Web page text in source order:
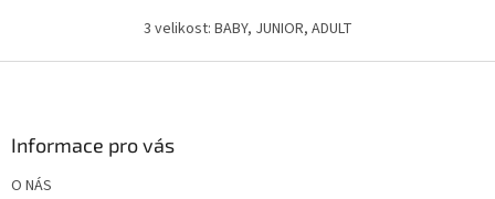
3 velikost: BABY, JUNIOR, ADULT
Informace pro vás
O NÁS